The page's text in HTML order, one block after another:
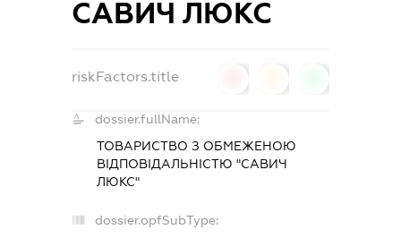
САВИЧ ЛЮКС
riskFactors.title
dossier.fullName:
ТОВАРИСТВО З ОБМЕЖЕНОЮ
ВІДПОВІДАЛЬНІСТЮ "САВИЧ
ЛЮКС"
dossier.opfSubType: